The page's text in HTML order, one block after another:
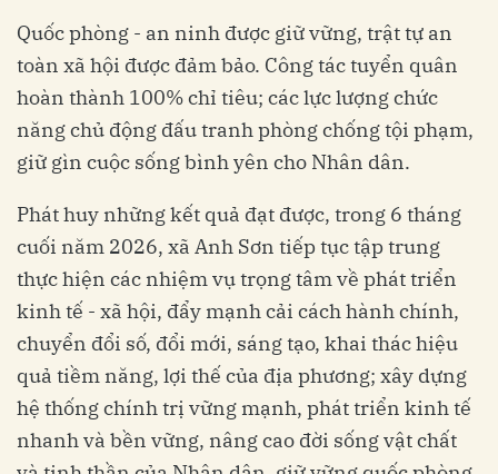
Quốc phòng - an ninh được giữ vững, trật tự an
toàn xã hội được đảm bảo. Công tác tuyển quân
hoàn thành 100% chỉ tiêu; các lực lượng chức
năng chủ động đấu tranh phòng chống tội phạm,
giữ gìn cuộc sống bình yên cho Nhân dân.
Phát huy những kết quả đạt được, trong 6 tháng
cuối năm 2026, xã Anh Sơn tiếp tục tập trung
thực hiện các nhiệm vụ trọng tâm về phát triển
kinh tế - xã hội, đẩy mạnh cải cách hành chính,
chuyển đổi số, đổi mới, sáng tạo, khai thác hiệu
quả tiềm năng, lợi thế của địa phương; xây dựng
hệ thống chính trị vững mạnh, phát triển kinh tế
nhanh và bền vững, nâng cao đời sống vật chất